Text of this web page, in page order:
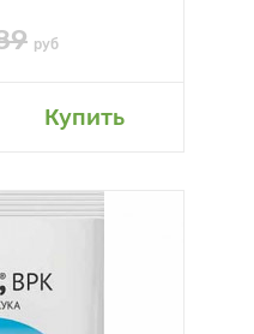
руб
Купить